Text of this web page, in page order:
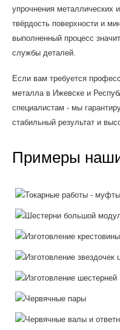
упрочнения
твёрдость поверхности и
выполненный процесс
службы деталей.
Если вам требуется
металла в Ижевске и
специалистам - мы
стабильный результат и
Примеры